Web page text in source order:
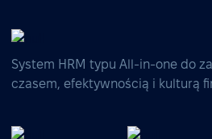
System HRM typu All-in-one do
czasem, efektywnością i kulturą